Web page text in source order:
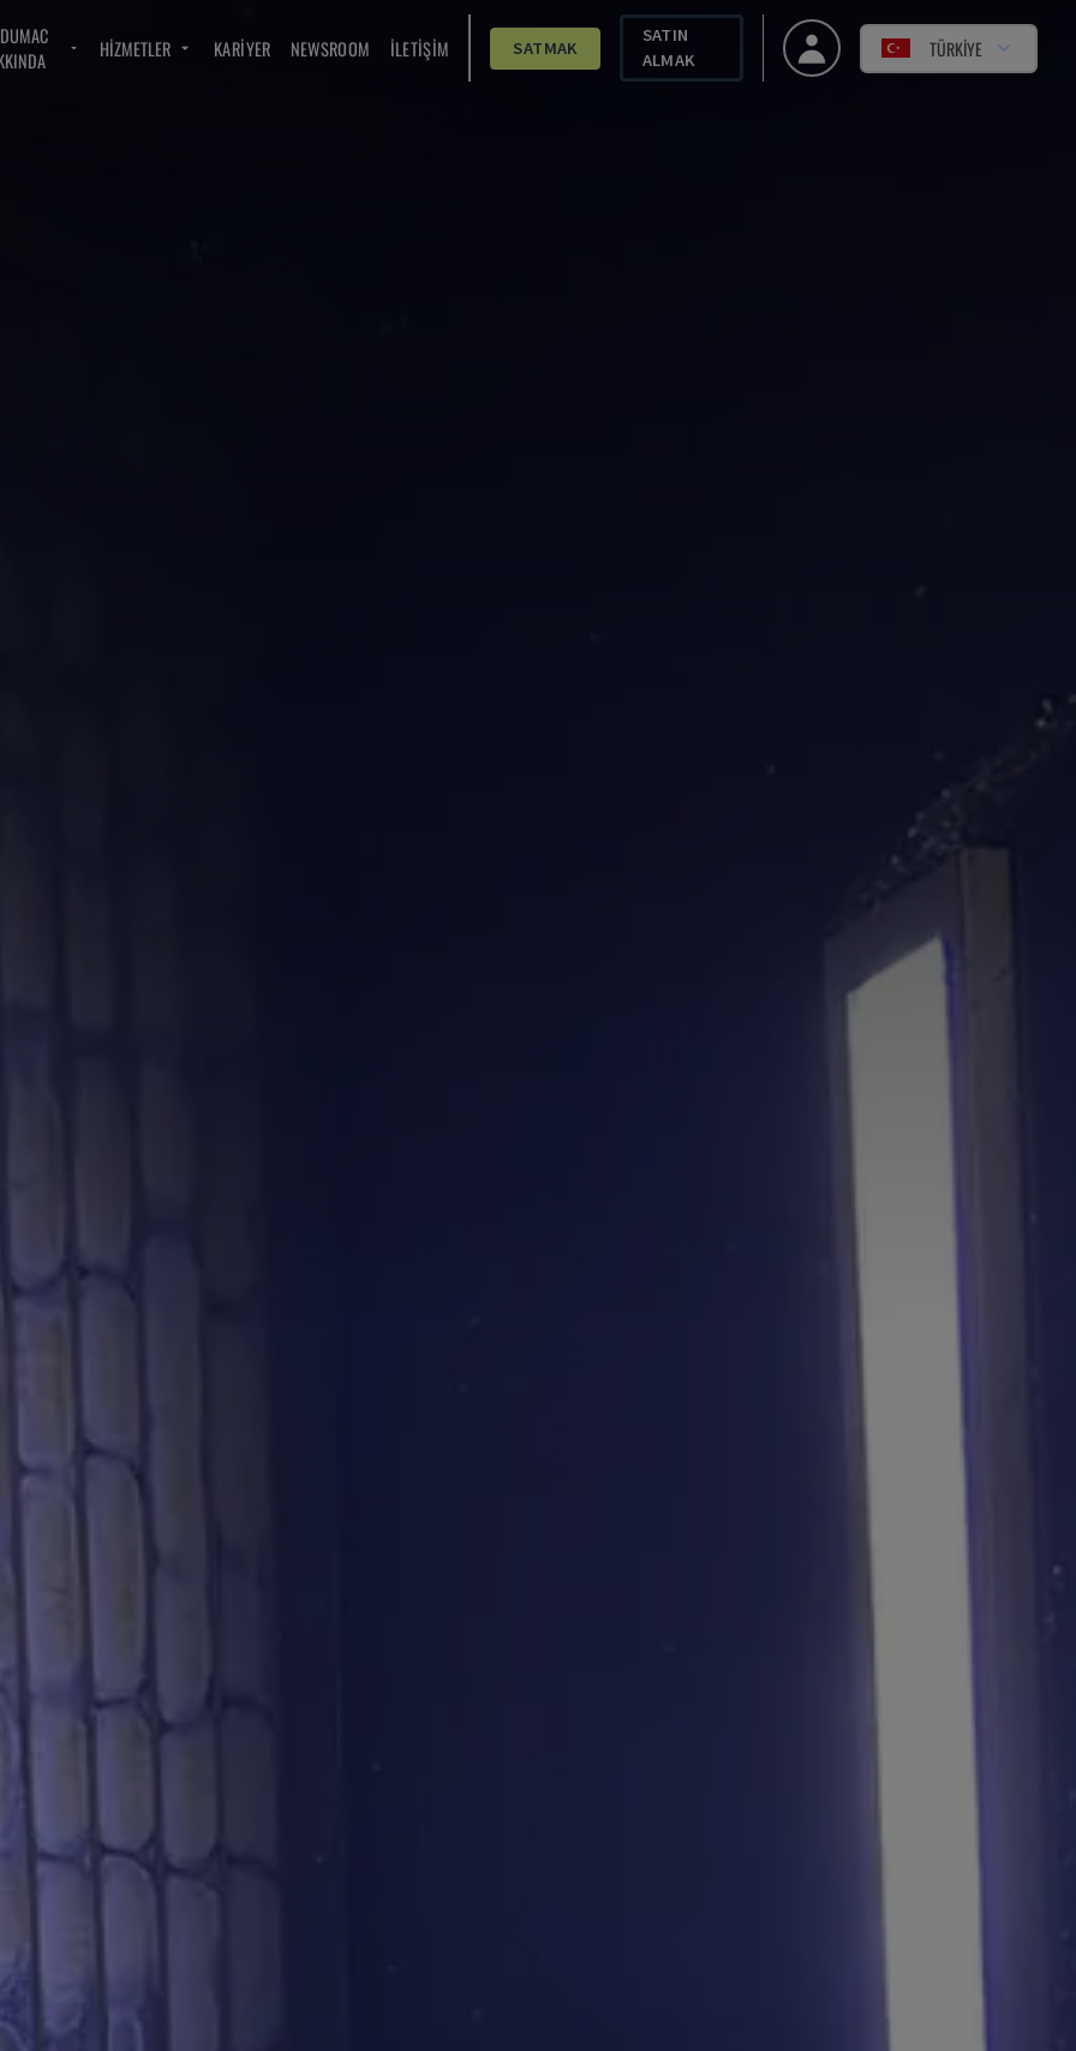
HIZMETLER KARIYER NEWSROOM İLETIŞIM SATMAK
SATIN
ALMAK
TÜRKIYE